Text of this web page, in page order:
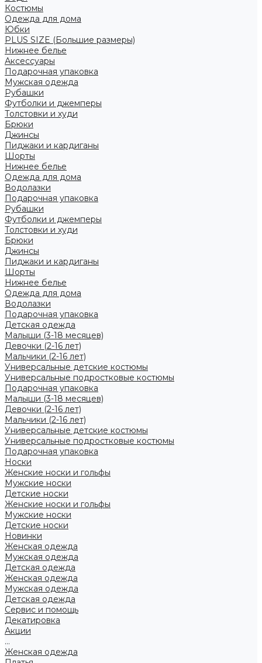
Костюмы
Одежда для дома
Юбки
PLUS SIZE (Большие размеры)
Нижнее белье
Аксессуары
Подарочная упаковка
Мужская одежда
Рубашки
Футболки и джемперы
Толстовки и худи
Брюки
Джинсы
Пиджаки и кардиганы
Шорты
Нижнее белье
Одежда для дома
Водолазки
Подарочная упаковка
Рубашки
Футболки и джемперы
Толстовки и худи
Брюки
Джинсы
Пиджаки и кардиганы
Шорты
Нижнее белье
Одежда для дома
Водолазки
Подарочная упаковка
Детская одежда
Малыши (3-18 месяцев)
Девочки (2-16 лет)
Мальчики (2-16 лет)
Универсальные детские костюмы
Универсальные подростковые костюмы
Подарочная упаковка
Малыши (3-18 месяцев)
Девочки (2-16 лет)
Мальчики (2-16 лет)
Универсальные детские костюмы
Универсальные подростковые костюмы
Подарочная упаковка
Носки
Женские носки и гольфы
Мужские носки
Детские носки
Женские носки и гольфы
Мужские носки
Детские носки
Новинки
Женская одежда
Мужская одежда
Детская одежда
Женская одежда
Мужская одежда
Детская одежда
Сервис и помощь
Декатировка
Акции
...
Женская одежда